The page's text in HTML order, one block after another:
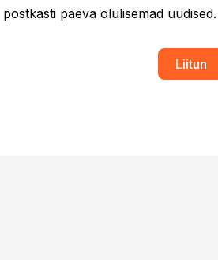
päeva olulisemad uudised.
Liitun